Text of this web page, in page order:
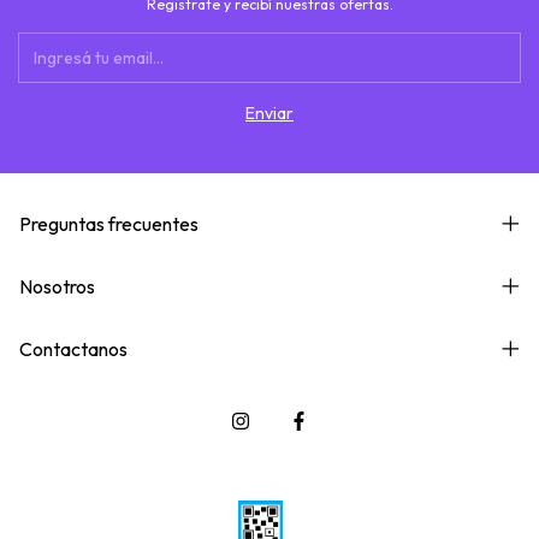
Registrate y recibí nuestras ofertas.
Preguntas frecuentes
Nosotros
Contactanos